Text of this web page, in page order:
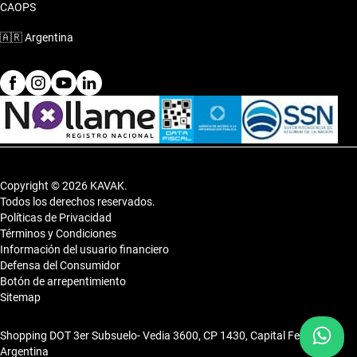
CAOPS
🇦🇷Argentina
Copyright © 2026 KAVAK.
Todos los derechos reservados.
Políticas de Privacidad
Términos y Condiciones
Información del usuario financiero
Defensa del Consumidor
Botón de arrepentimiento
Sitemap
Shopping DOT 3er Subsuelo- Vedia 3600, CP 1430, Capital Federal,
Argentina